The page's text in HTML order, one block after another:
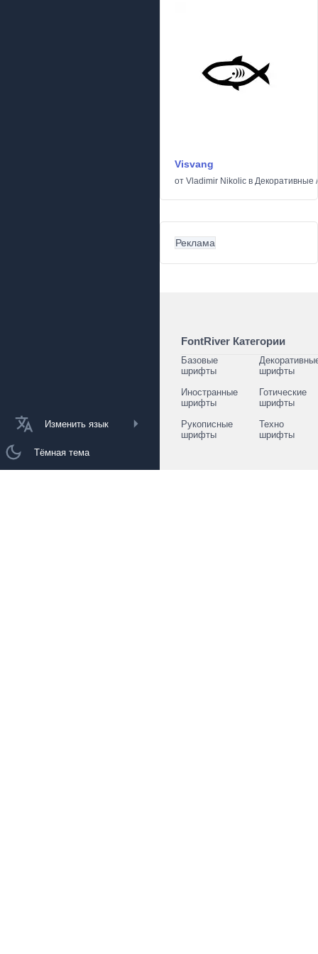
Изменить язык
Тёмная тема
Visvang
от Vladimir Nikolic в Декоративные
Реклама
FontRiver Категории
Базовые
шрифты
шрифты
Иностранные
шрифты
Готические
шрифты
Рукописные
шрифты
Техно
шрифты